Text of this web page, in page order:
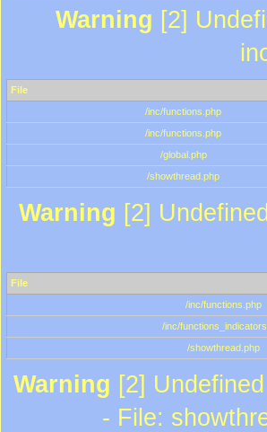
Warning [2]
File
/inc/functions.php
/inc/functions.php
/global.php
/showthread.php
Warning [2]
File
/inc/functions.php
/inc/
/showthread.php
Warning [2]
- File: